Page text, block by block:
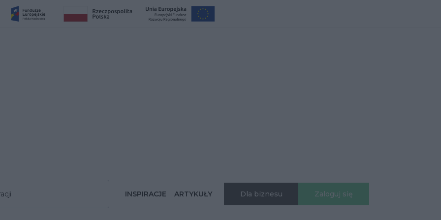
INSPIRACJE ARTYKUŁY Dla biznesu Zaloguj się